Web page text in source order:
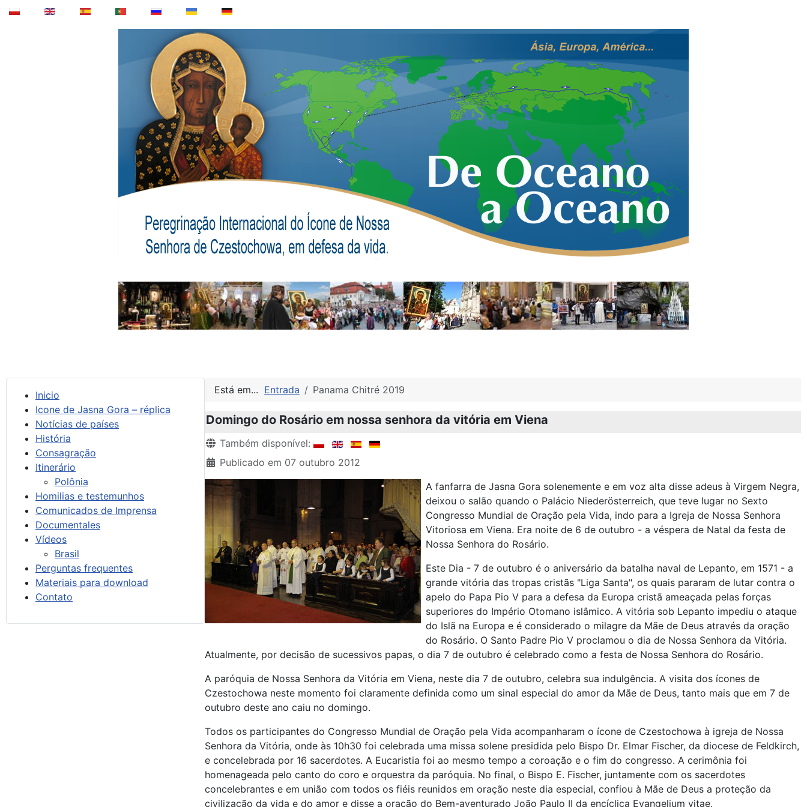
Inicio
Icone de Jasna Gora – réplica
Notícias de países
História
Consagração
Itinerário
Polônia
Homilias e testemunhos
Comunicados de Imprensa
Documentales
Vídeos
Brasil
Perguntas frequentes
Materiais para download
Contato
Está em... Entrada Panama Chitré 2019
Domingo do Rosário em nossa senhora da vitória em Viena
Detalhes
Também disponível:
Publicado em 07 outubro 2012
A fanfarra de Jasna Gora solenemente e em voz alta disse adeus à Virgem Negra,
deixou o salão quando o Palácio Niederösterreich, que teve lugar no Sexto
Congresso Mundial de Oração pela Vida, indo para a Igreja de Nossa Senhora
Vitoriosa em Viena. Era noite de 6 de outubro - a véspera de Natal da festa de
Nossa Senhora do Rosário.
Este Dia - 7 de outubro é o aniversário da batalha naval de Lepanto, em 1571 - a
grande vitória das tropas cristãs "Liga Santa", os quais pararam de lutar contra o
apelo do Papa Pio V para a defesa da Europa cristã ameaçada pelas forças
superiores do Império Otomano islâmico. A vitória sob Lepanto impediu o ataque
do Islã na Europa e é considerado o milagre da Mãe de Deus através da oração
do Rosário. O Santo Padre Pio V proclamou o dia de Nossa Senhora da Vitória.
Atualmente, por decisão de sucessivos papas, o dia 7 de outubro é celebrado como a festa de Nossa Senhora do Rosário.
A paróquia de Nossa Senhora da Vitória em Viena, neste dia 7 de outubro, celebra sua indulgência. A visita dos ícones de
Czestochowa neste momento foi claramente definida como um sinal especial do amor da Mãe de Deus, tanto mais que em 7 de
outubro deste ano caiu no domingo.
Todos os participantes do Congresso Mundial de Oração pela Vida acompanharam o ícone de Czestochowa à igreja de Nossa
Senhora da Vitória, onde às 10h30 foi celebrada uma missa solene presidida pelo Bispo Dr. Elmar Fischer, da diocese de Feldkirch,
e concelebrada por 16 sacerdotes. A Eucaristia foi ao mesmo tempo a coroação e o fim do congresso. A cerimônia foi
homenageada pelo canto do coro e orquestra da paróquia. No final, o Bispo E. Fischer, juntamente com os sacerdotes
concelebrantes e em união com todos os fiéis reunidos em oração neste dia especial, confiou à Mãe de Deus a proteção da
civilização da vida e do amor e disse a oração do Bem-aventurado João Paulo II da encíclica Evangelium vitae.